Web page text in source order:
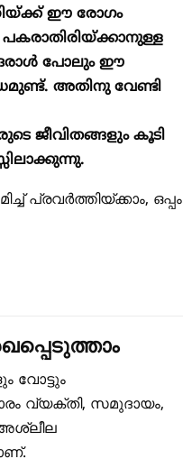
ഈ രോഗം
പകരാതിരിയ്ക്കാനുള്ള
ഒരാൾ പോലും ഈ
അതിനു വേണ്ടി
ജീവിതങ്ങളും കൂടി
പ്രവർത്തിയ്ക്കാം, ഒപ്പം
വോട്ടും
വ്യക്തി, സമുദായം,
അശ്ലീല